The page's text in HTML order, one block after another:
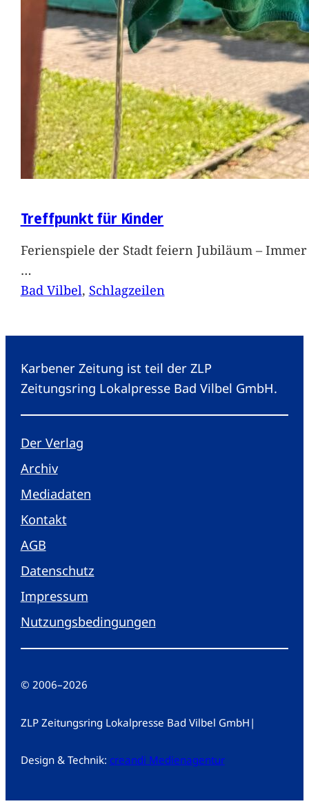
Treffpunkt für Kinder
Ferienspiele der Stadt feiern Jubiläum –
…
Bad Vilbel, Schlagzeilen
Karbener Zeitung ist teil der ZLP
Zeitungsring Lokalpresse Bad Vilbel GmbH.
Der Verlag
Archiv
Mediadaten
Kontakt
AGB
Datenschutz
Impressum
Nutzungsbedingungen
© 2006–2026
ZLP Zeitungsring Lokalpresse Bad Vilbel GmbH |
Design & Technik: creandi Medienagentur